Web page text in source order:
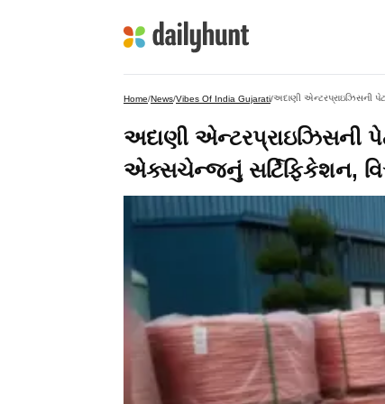
Home/News/Vibes Of India Gujarati/
અદાણી એન્ટરપ્રાઇઝિસની
એક્સચેન્જનું સર્ટિફિકેશન,